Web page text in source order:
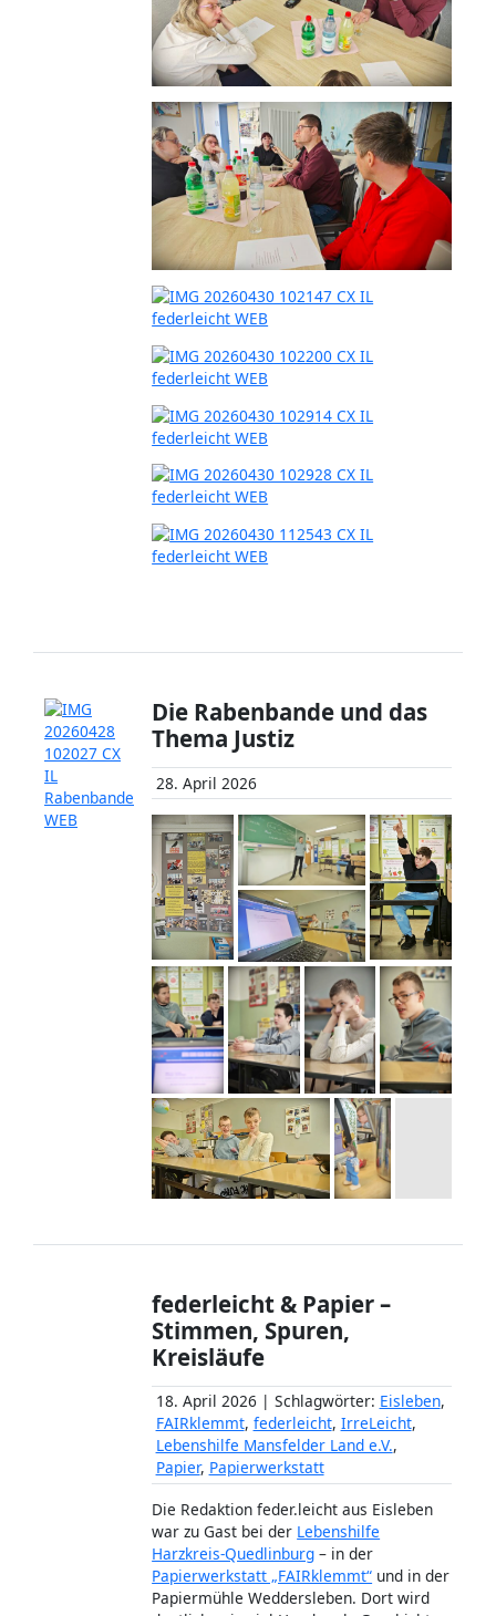
Die Rabenbande und das
Thema Justiz
28. April 2026
federleicht & Papier –
Stimmen, Spuren,
Kreisläufe
18. April 2026 | Schlagwörter: Eisleben,
FAIRklemmt, federleicht, IrreLeicht,
Lebenshilfe Mansfelder Land e.V.,
Papier, Papierwerkstatt
Die Redaktion feder.leicht aus Eisleben
war zu Gast bei der Lebenshilfe
Harzkreis-Quedlinburg – in der
Papierwerkstatt „FAIRklemmt“ und in der
Papiermühle Weddersleben. Dort wird